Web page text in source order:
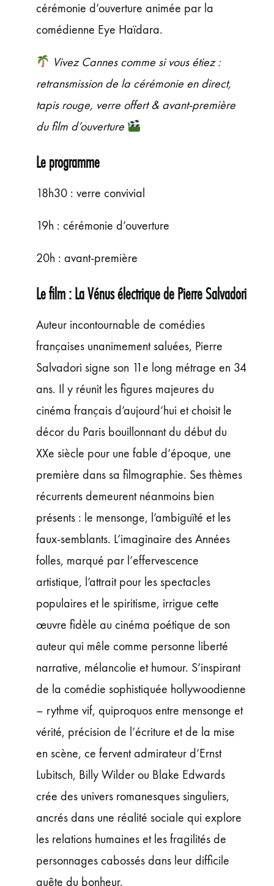
cérémonie d’ouverture animée par la
comédienne Eye Haïdara.
Vivez Cannes comme si vous étiez :
retransmission de la cérémonie en direct,
tapis rouge, verre offert & avant-première
du film d’ouverture
Le programme
18h30 : verre convivial
19h : cérémonie d’ouverture
20h : avant-première
Le film : La Vénus électrique de Pierre Salvadori
Auteur incontournable de comédies
françaises unanimement saluées, Pierre
Salvadori signe son 11e long métrage en 34
ans. Il y réunit les figures majeures du
cinéma français d’aujourd’hui et choisit le
décor du Paris bouillonnant du début du
XXe siècle pour une fable d’époque, une
première dans sa filmographie. Ses thèmes
récurrents demeurent néanmoins bien
présents : le mensonge, l’ambiguïté et les
faux-semblants. L’imaginaire des Années
folles, marqué par l’effervescence
artistique, l’attrait pour les spectacles
populaires et le spiritisme, irrigue cette
œuvre fidèle au cinéma poétique de son
auteur qui mêle comme personne liberté
narrative, mélancolie et humour. S’inspirant
de la comédie sophistiquée hollywoodienne
– rythme vif, quiproquos entre mensonge et
vérité, précision de l’écriture et de la mise
en scène, ce fervent admirateur d’Ernst
Lubitsch, Billy Wilder ou Blake Edwards
crée des univers romanesques singuliers,
ancrés dans une réalité sociale qui explore
les relations humaines et les fragilités de
personnages cabossés dans leur difficile
quête du bonheur.